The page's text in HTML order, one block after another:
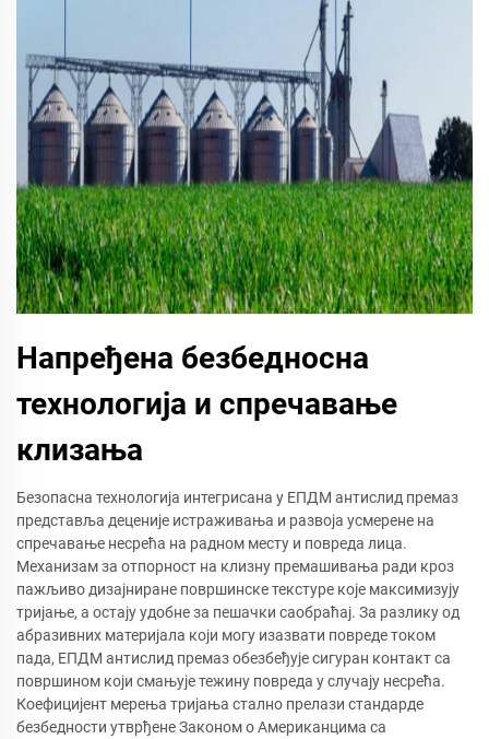
Напређена безбедносна
технологија и спречавање
клизања
Безопасна технологија интегрисана у ЕПДМ антислид премаз
представља деценије истраживања и развоја усмерене на
спречавање несрећа на радном месту и повреда лица.
Механизам за отпорност на клизну премашивања ради кроз
пажљиво дизајниране површинске текстуре које максимизују
тријање, а остају удобне за пешачки саобраћај. За разлику од
абразивних материјала који могу изазвати повреде током
пада, ЕПДМ антислид премаз обезбеђује сигуран контакт са
површином који смањује тежину повреда у случају несрећа.
Коефицијент мерења тријања стално прелази стандарде
безбедности утврђене Законом о Американцима са